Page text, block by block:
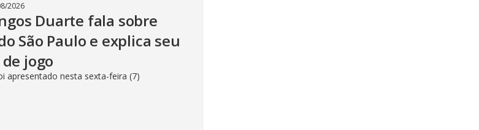
2026
Duarte fala sobre
São Paulo e explica seu
jogo
apresentado nesta sexta-feira (7)